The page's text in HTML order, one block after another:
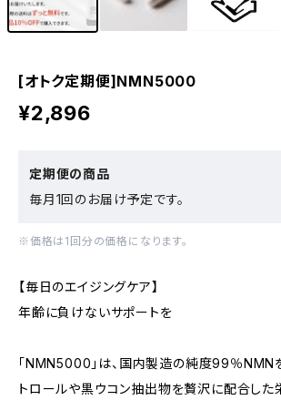
[オトク定期便]NMN5000
¥2,896
定期便の商品
毎月1回のお届け予定です。
※価格は1回分の価格になります。
【毎日のエイジングケア】
年齢に負けないサポートを
「NMN5000」は、国内製造の純度99％NMN
トロールや黒ウコン抽出物を贅沢に配合した